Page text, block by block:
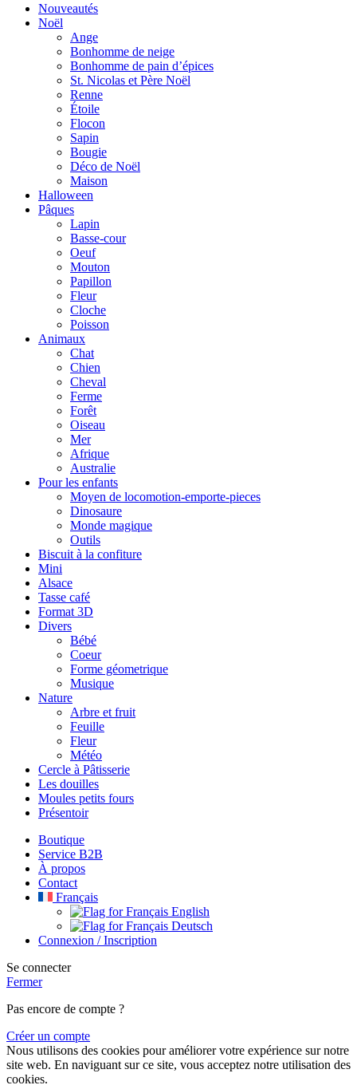
Nouveautés
Noël
Ange
Bonhomme de neige
Bonhomme de pain d’épices
St. Nicolas et Père Noël
Renne
Étoile
Flocon
Sapin
Bougie
Déco de Noël
Maison
Halloween
Pâques
Lapin
Basse-cour
Oeuf
Mouton
Papillon
Fleur
Cloche
Poisson
Animaux
Chat
Chien
Cheval
Ferme
Forêt
Oiseau
Mer
Afrique
Australie
Pour les enfants
Moyen de locomotion-emporte-pieces
Dinosaure
Monde magique
Outils
Biscuit à la confiture
Mini
Alsace
Tasse café
Format 3D
Divers
Bébé
Coeur
Forme géometrique
Musique
Nature
Arbre et fruit
Feuille
Fleur
Météo
Cercle à Pâtisserie
Les douilles
Moules petits fours
Présentoir
Boutique
Service B2B
À propos
Contact
Français
English
Deutsch
Connexion / Inscription
Se connecter
Fermer
Pas encore de compte ?
Créer un compte
Nous utilisons des cookies pour améliorer votre expérience sur notre
site web. En naviguant sur ce site, vous acceptez notre utilisation des
cookies.